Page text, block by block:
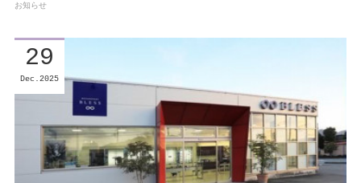
お知らせ
29
Dec 2025